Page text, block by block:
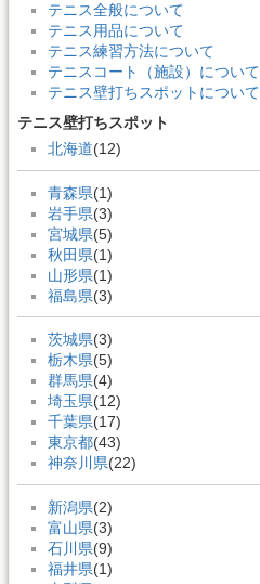
テニス全般について
テニス用品について
テニス練習方法について
テニスコート（施設）について
テニス壁打ちスポットについて
テニス壁打ちスポット
北海道(12)
青森県(1)
岩手県(3)
宮城県(5)
秋田県(1)
山形県(1)
福島県(3)
茨城県(3)
栃木県(5)
群馬県(4)
埼玉県(12)
千葉県(17)
東京都(43)
神奈川県(22)
新潟県(2)
富山県(3)
石川県(9)
福井県(1)